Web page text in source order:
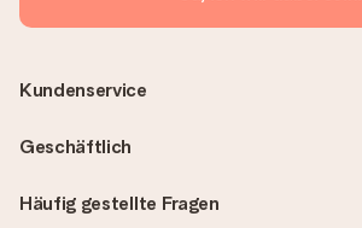
Häufig gestellte Fragen
Kundenservice
Geschäftlich